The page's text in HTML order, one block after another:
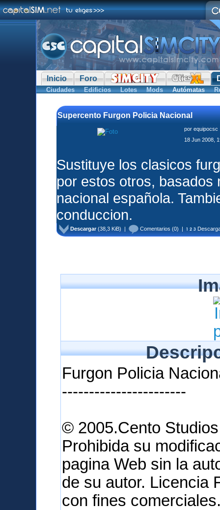
Inicio Foro
Ciudades Edificios Lotes Mods Autómatas
Supercento Furgon Policia Nacional
por equipocsc
18 Jun 2008,
Sustituye los clasicos
por estos otros, basados
nacional española.
conduccion.
Descargar(38,3 KiB) | Comentarios (0) |
Furgon Policia
-----------------------
© 2005.Cento
Prohibida su
pagina Web sin la
de su autor. Licencia
con fines